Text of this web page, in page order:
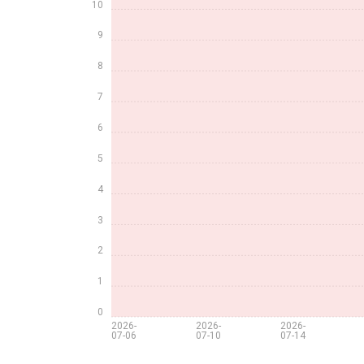
2026-
07-06
2026-
07-10
2026-
07-14
0
1
2
3
4
5
6
7
8
9
10